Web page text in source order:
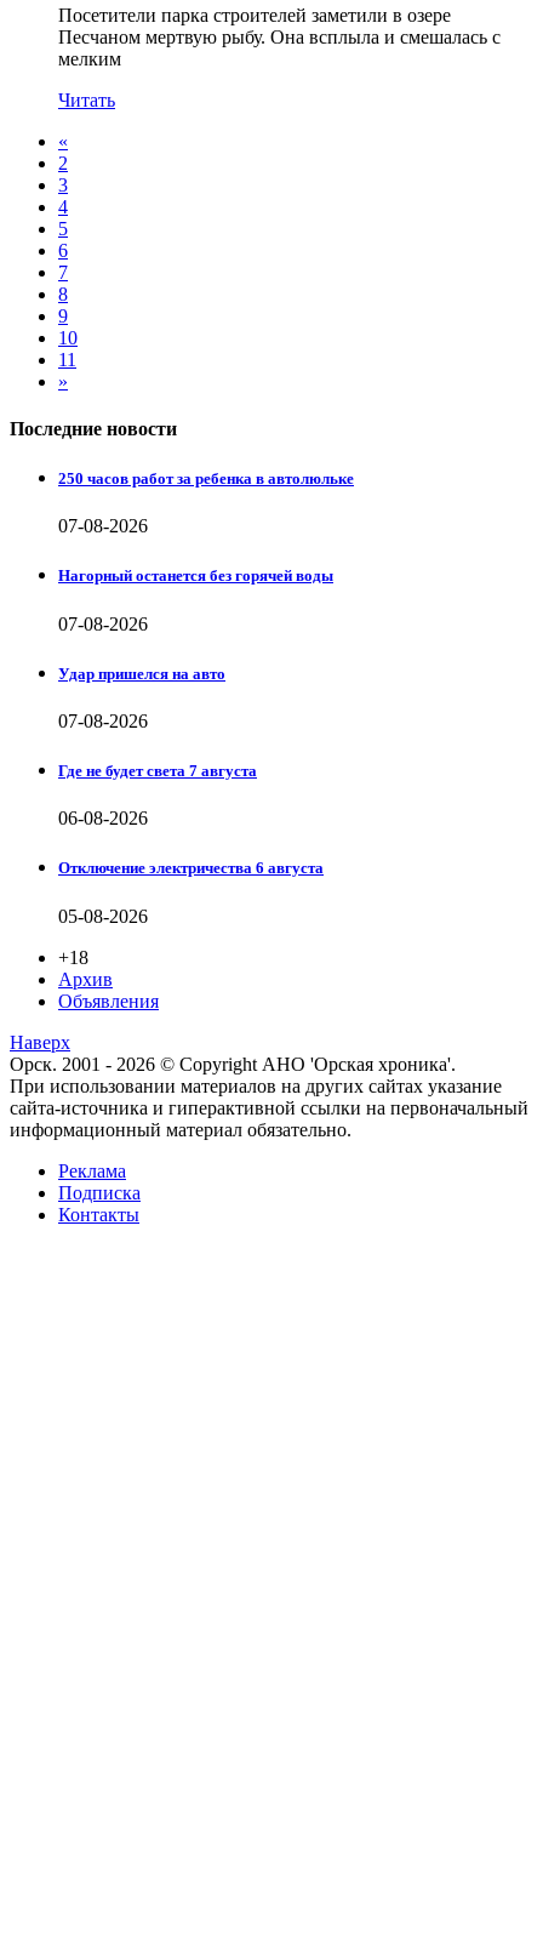
Посетители парка строителей заметили в озере
Песчаном мертвую рыбу. Она всплыла и смешалась с
мелким
Читать
«
2
3
4
5
6
7
8
9
10
11
»
Последние новости
250 часов работ за ребенка в автолюльке
07-08-2026
Нагорный останется без горячей воды
07-08-2026
Удар пришелся на авто
07-08-2026
Где не будет света 7 августа
06-08-2026
Отключение электричества 6 августа
05-08-2026
+18
Архив
Объявления
Наверх
Орск. 2001 - 2026 © Copyright АНО 'Орская хроника'.
При использовании материалов на других сайтах указание
сайта-источника и гиперактивной ссылки на первоначальный
информационный материал обязательно.
Реклама
Подписка
Контакты